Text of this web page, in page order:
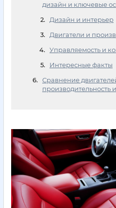
дизайн и ключевые
Дизайн и интерьер
Двигатели и
Управляемость и
Интересные факты
Сравнение
производительность